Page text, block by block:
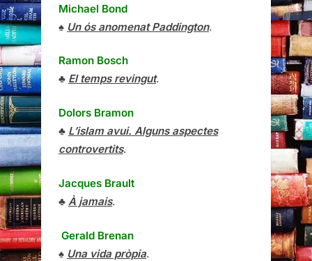
Michael Bond
♠ Un ós anomenat Paddington.
Ramon Bosch
♣ El temps revingut.
Dolors Bramon
♣ L’islam avui. Alguns aspectes
controvertits.
Jacques Brault
♣ À jamais.
Gerald Brenan
♠ Una vida pròpia.